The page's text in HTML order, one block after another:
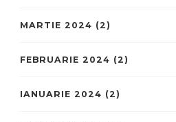
MARTIE 2024 (2)
FEBRUARIE 2024 (2)
IANUARIE 2024 (2)